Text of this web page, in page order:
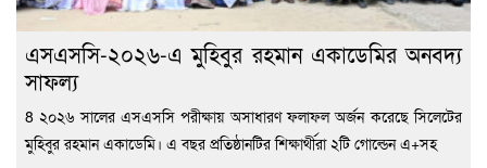
এসএসসি-২০২৬-এ মুহিবুর রহমান একাডেমির অনবদ্য
সাফল্য
8 ২০২৬ সালের এসএসসি পরীক্ষায় অসাধারণ ফলাফল অর্জন করেছে সিলেটের
মুহিবুর রহমান একাডেমি। এ বছর প্রতিষ্ঠানটির শিক্ষার্থীরা ২টি গোল্ডেন এ+সহ